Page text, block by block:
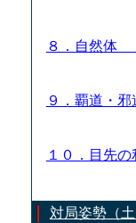
８．自然体
９．覇道・
１０．目先
対局姿勢（土